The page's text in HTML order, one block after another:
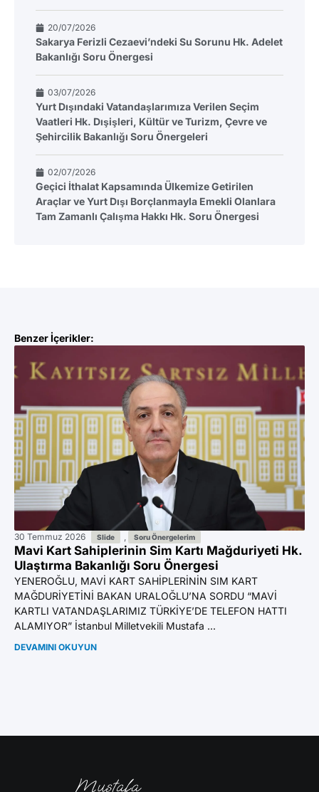
20/07/2026
Sakarya Ferizli Cezaevi’ndeki Su Sorunu Hk. Adelet
Bakanlığı Soru Önergesi
03/07/2026
Yurt Dışındaki Vatandaşlarımıza Verilen Seçim
Vaatleri Hk. Dışişleri, Kültür ve Turizm, Çevre ve
Şehircilik Bakanlığı Soru Önergeleri
02/07/2026
Geçici İthalat Kapsamında Ülkemize Getirilen
Araçlar ve Yurt Dışı Borçlanmayla Emekli Olanlara
Tam Zamanlı Çalışma Hakkı Hk. Soru Önergesi
Benzer İçerikler:
30 Temmuz 2026 Slide Soru Önergelerim
Mavi Kart Sahiplerinin Sim Kartı Mağduriyeti Hk.
Ulaştırma Bakanlığı Soru Önergesi
YENEROĞLU, MAVİ KART SAHİPLERİNİN SIM KART
MAĞDURİYETİNİ BAKAN URALOĞLU’NA SORDU “MAVİ
KARTLI VATANDAŞLARIMIZ TÜRKİYE’DE TELEFON HATTI
ALAMIYOR” İstanbul Milletvekili Mustafa ...
DEVAMINI OKUYUN